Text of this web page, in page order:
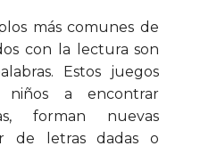
más comunes de
con la lectura son
Estos juegos
a encontrar
forman nuevas
de letras dadas o